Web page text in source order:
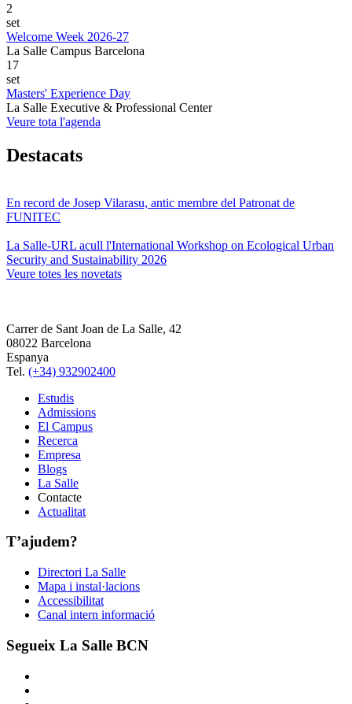
2
set
Welcome Week 2026-27
La Salle Campus Barcelona
17
set
Masters' Experience Day
La Salle Executive & Professional Center
Veure tota l'agenda
Destacats
En record de Josep Vilarasu, antic membre del Patronat de
FUNITEC
La Salle-URL acull l'International Workshop on Ecological Urban
Security and Sustainability 2026
Veure totes les novetats
Carrer de Sant Joan de La Salle, 42
08022 Barcelona
Espanya
Tel. (+34) 932902400
Estudis
Admissions
El Campus
Recerca
Empresa
Blogs
La Salle
Contacte
Actualitat
T’ajudem?
Directori La Salle
Mapa i instal·lacions
Accessibilitat
Canal intern informació
Segueix La Salle BCN